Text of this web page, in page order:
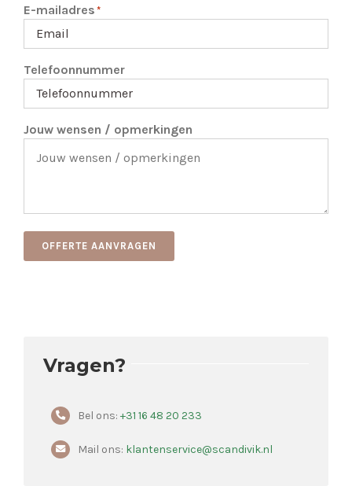
E-mailadres *
Telefoonnummer
Jouw wensen / opmerkingen
OFFERTE AANVRAGEN
Vragen?
Bel ons: +31 16 48 20 233
Mail ons: klantenservice@scandivik.nl